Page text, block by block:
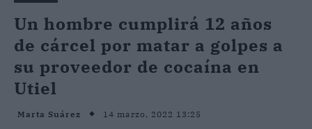
Un hombre cumplirá 12 años
de cárcel por matar a golpes a
su proveedor de cocaína en
Utiel
Marta Suárez 14 marzo, 2022 13:25